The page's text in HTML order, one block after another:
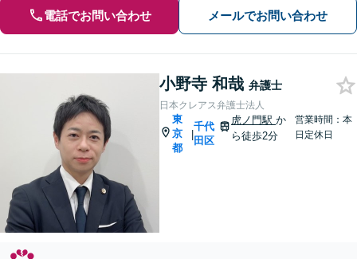
電話でお問い合わせ メールでお問い合わせ
小野寺 和哉 弁護士
日本クレアス弁護士法人
東
京
都
|
千代
田区
虎ノ門駅か
ら徒歩2分
営業時間：本
日定休日